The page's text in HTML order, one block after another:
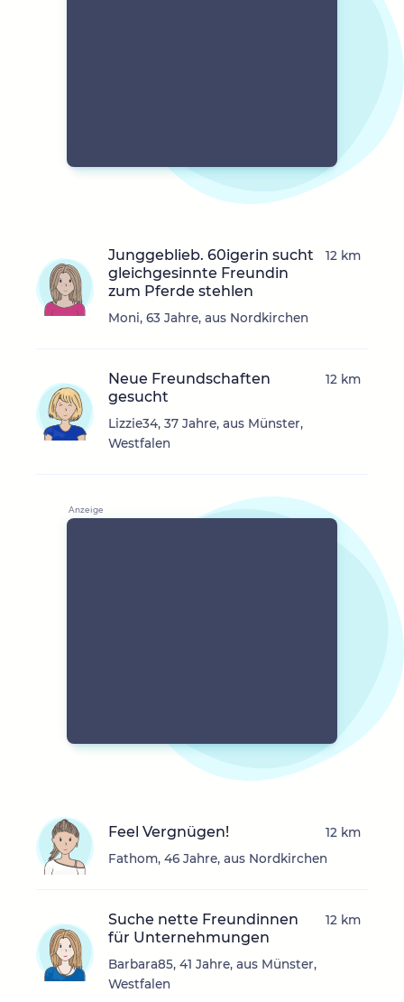
Junggeblieb. 60igerin sucht
gleichgesinnte Freundin
zum Pferde stehlen
Moni, 63 Jahre, aus Nordkirchen
12 km
Neue Freundschaften
gesucht
Lizzie34, 37 Jahre, aus Münster,
Westfalen
12 km
Feel Vergnügen!
Fathom, 46 Jahre, aus Nordkirchen
12 km
Suche nette Freundinnen
für Unternehmungen
Barbara85, 41 Jahre, aus Münster,
Westfalen
12 km